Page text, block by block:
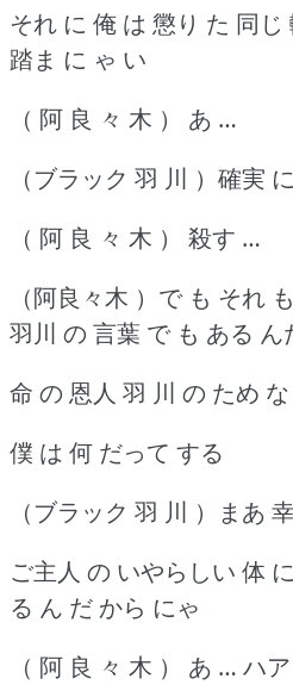
それ に 俺 は 懲り た 同じ
踏ま に ゃ い
（ 阿 良 々 木 ） あ …
（ブラック 羽 川 ）確実
（ 阿 良 々 木 ） 殺す …
（阿良々木 ）で も それ
羽川 の 言葉 で も ある ん
命 の 恩人 羽 川 の ため な
僕 は 何 だって する
（ブラック 羽 川 ）まあ
ご主人 の いやらしい 体
る ん だ から にゃ
（ 阿 良 々 木 ） あ … ハア